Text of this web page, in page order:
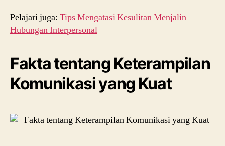
Pelajari juga: Tips Mengatasi Kesulitan Menjalin
Hubungan Interpersonal
Fakta tentang Keterampilan
Komunikasi yang Kuat